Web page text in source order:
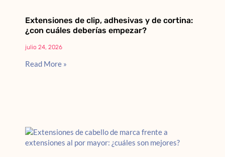
Extensiones de clip, adhesivas y de cortina:
¿con cuáles deberías empezar?
julio 24, 2026
Read More »